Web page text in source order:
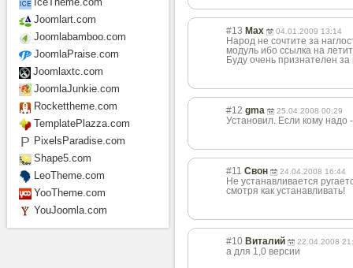
#13 Max 04.01.2009 13:14
Народ не сочтите за
модуль ибо ссылка на
Буду очень признателен
#12 gma 25.04.2008 00:29
Установил. Если кому
#11 Свон 24.04.2008 16:44
Не устанавливается
смотря как устанавливать!
#10 Виталий 22.04.2008
а для 1,0 версии
Joomlart.com
Joomlabamboo.com
JoomlaPraise.com
Joomlaxtc.com
JoomlaJunkie.com
Rockettheme.com
TemplatePlazza.com
PixelsParadise.com
Shape5.com
LeoTheme.com
YooTheme.com
YouJoomla.com